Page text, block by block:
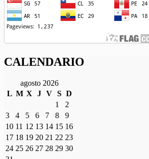
CALENDARIO
agosto 2026
L M X J V S D
1
2
3
4 5 6 7 8
9
10 11 12 13 14 15 16
17 18 19 20 21 22 23
24 25 26 27 28 29 30